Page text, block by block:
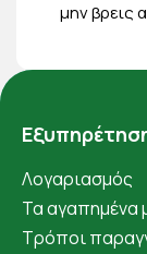
μην βρεις
Λογαριασμός
Τα αγαπημένα
Τρόποι